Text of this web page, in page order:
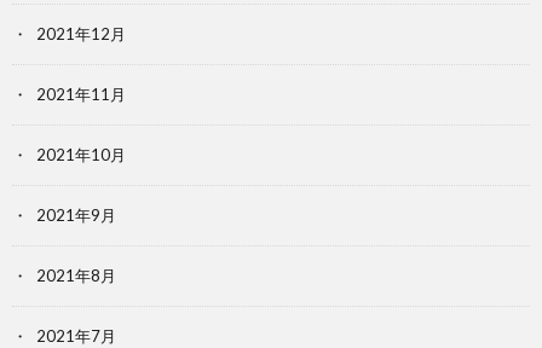
2021年12月
2021年11月
2021年10月
2021年9月
2021年8月
2021年7月